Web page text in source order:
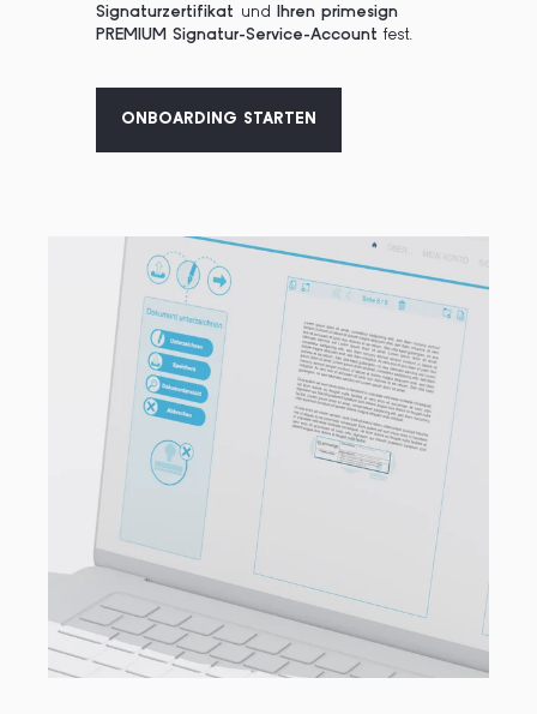
Signaturzertifikat und Ihren primesign
PREMIUM Signatur-Service-Account fest.
ONBOARDING STARTEN